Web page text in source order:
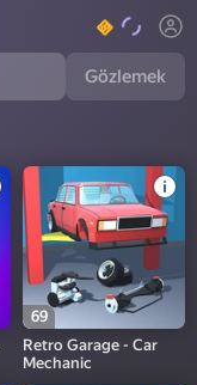
Gözlemek
69
Retro Garage - Car
Mechanic